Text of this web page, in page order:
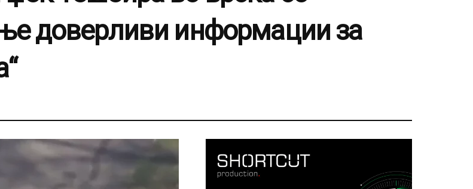
доверливи информации за